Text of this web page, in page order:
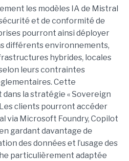
les modèles IA de Mistral
et de conformité de
pourront ainsi déployer
différents environnements,
hybrides, locales
leurs contraintes
Cette
la stratégie « Sovereign
clients pourront accéder
via Microsoft Foundry, Copilot
gardant davantage de
des données et l’usage des
particulièrement adaptée